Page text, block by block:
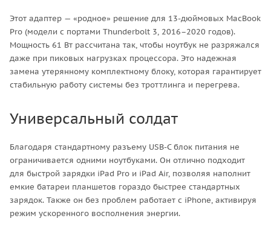
Этот адаптер — «родное» решение для 13-дюймовых MacBook
Pro (модели с портами Thunderbolt 3, 2016–2020 годов).
Мощность 61 Вт рассчитана так, чтобы ноутбук не разряжался
даже при пиковых нагрузках процессора. Это надежная
замена утерянному комплектному блоку, которая гарантирует
стабильную работу системы без троттлинга и перегрева.
Универсальный солдат
Благодаря стандартному разъему USB-C блок питания не
ограничивается одними ноутбуками. Он отлично подходит
для быстрой зарядки iPad Pro и iPad Air, позволяя наполнит
емкие батареи планшетов гораздо быстрее стандартных
зарядок. Также он без проблем работает с iPhone, активируя
режим ускоренного восполнения энергии.